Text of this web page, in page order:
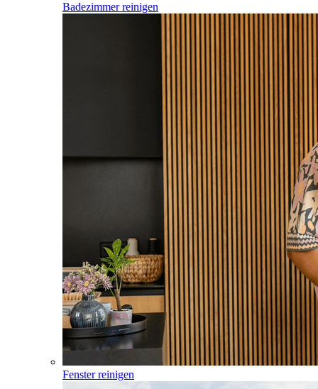
Badezimmer reinigen
Fenster reinigen